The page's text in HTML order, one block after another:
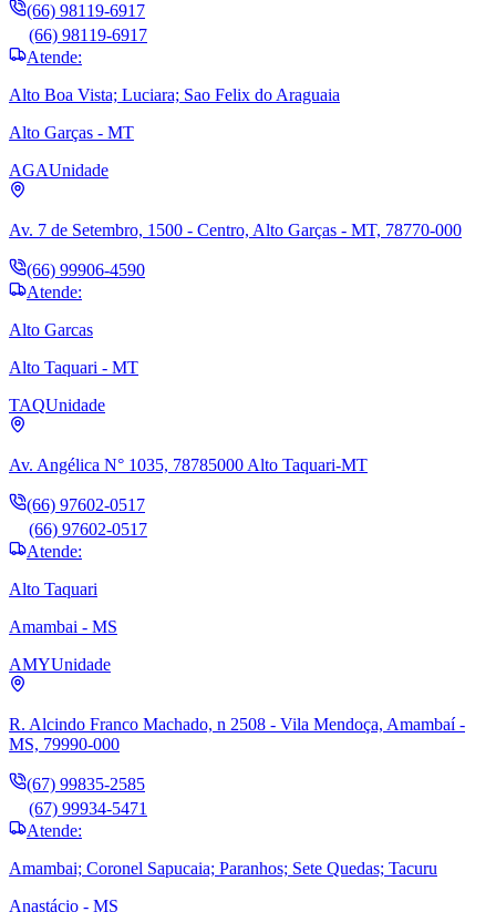
(66) 98119-6917
(66) 98119-6917
Atende:
Alto Boa Vista; Luciara; Sao Felix do Araguaia
Alto Garças - MT
AGAUnidade
Av. 7 de Setembro, 1500 - Centro, Alto Garças - MT, 78770-000
(66) 99906-4590
Atende:
Alto Garcas
Alto Taquari - MT
TAQUnidade
Av. Angélica N° 1035, 78785000 Alto Taquari-MT
(66) 97602-0517
(66) 97602-0517
Atende:
Alto Taquari
Amambai - MS
AMYUnidade
R. Alcindo Franco Machado, n 2508 - Vila Mendoça, Amambaí -
MS, 79990-000
(67) 99835-2585
(67) 99934-5471
Atende:
Amambai; Coronel Sapucaia; Paranhos; Sete Quedas; Tacuru
Anastácio - MS